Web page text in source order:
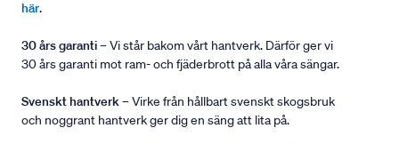
här.
30 års garanti– Vi står bakom vårt hantverk. Därför ger vi
30 års garanti mot ram- och fjäderbrott på alla våra sängar.
Svenskt hantverk– Virke från hållbart svenskt skogsbruk
och noggrant hantverk ger dig en säng att lita på.